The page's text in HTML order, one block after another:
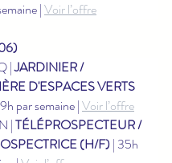
| Voir l’offre
| JARDINIER /
D'ESPACES VERTS
par semaine | Voir l’offre
| TÉLÉPROSPECTEUR /
(H/F) | 35h